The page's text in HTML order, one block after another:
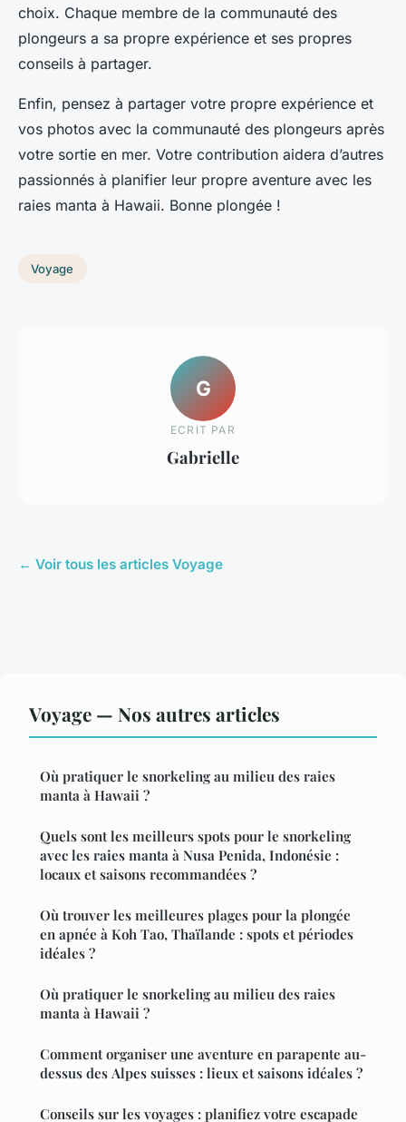
choix. Chaque membre de la communauté des
plongeurs a sa propre expérience et ses propres
conseils à partager.
Enfin, pensez à partager votre propre expérience et
vos photos avec la communauté des plongeurs après
votre sortie en mer. Votre contribution aidera d’autres
passionnés à planifier leur propre aventure avec les
raies manta à Hawaii. Bonne plongée !
Voyage
G
ECRIT PAR
Gabrielle
← Voir tous les articles Voyage
Voyage — Nos autres articles
Où pratiquer le snorkeling au milieu des raies
manta à Hawaii ?
Quels sont les meilleurs spots pour le snorkeling
avec les raies manta à Nusa Penida, Indonésie :
locaux et saisons recommandées ?
Où trouver les meilleures plages pour la plongée
en apnée à Koh Tao, Thaïlande : spots et périodes
idéales ?
Où pratiquer le snorkeling au milieu des raies
manta à Hawaii ?
Comment organiser une aventure en parapente au-
dessus des Alpes suisses : lieux et saisons idéales ?
Conseils sur les voyages : planifiez votre escapade